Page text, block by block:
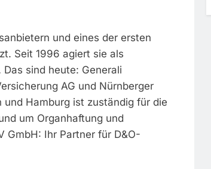
und eines der ersten
Seit 1996 agiert sie als
sind heute: Generali
AG und Nürnberger
und Hamburg ist zuständig für die
um Organhaftung und
GmbH: Ihr Partner für D&O-